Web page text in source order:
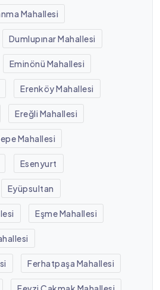
Mahallesi
Dumlupınar Mahallesi
Eminönü Mahallesi
Erenköy Mahallesi
Ereğli Mahallesi
Mahallesi
Esenyurt
Eyüpsultan
Eşme Mahallesi
Ferhatpaşa Mahallesi